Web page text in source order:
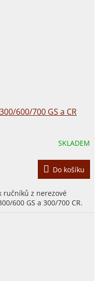
600/700 GS a CR
SKLADEM
Do košíku
ručníků z nerezové
600 GS a 300/700 CR.